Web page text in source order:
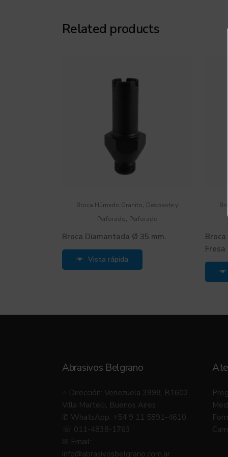
Related products
Broca Húmedo Granito, Desbaste y
Perforado, Perforado
Broca Diamantada Ø 35 mm.
Vista rápida
Fresa
Abrasivos Belgrano
⌂ Dirección: Venezuela 3998, B1603
Villa Martelli, Buenos Aires
✆ WhatsApp: +54 9 11 5891-4610
☏ 011-4838-1763
✉ Email:
info@abrasivosbelgrano.com.ar